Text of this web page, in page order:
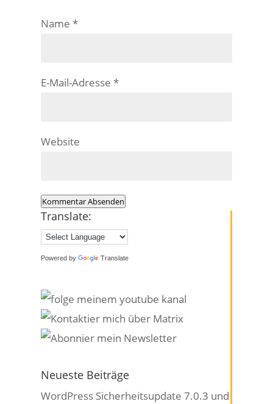
Name*
E-Mail-Adresse*
Website
Kommentar Absenden
Translate:
Powered by Translate
Neueste Beiträge
WordPress Sicherheitsupdate 7.0.3 und